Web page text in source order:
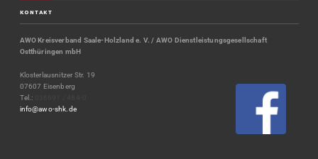
KONTAKT
AWO Kreisverband Saale-Holzland e. V. / AWO Dienstleistungsgesellschaft
Ostthüringen mbH
Klosterlausnitzer Str. 19
07607 Eisenberg
Tel.:
info@awo-shk.de